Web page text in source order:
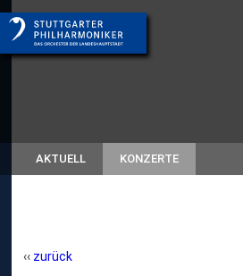
AKTUELL KONZERTE
zurück